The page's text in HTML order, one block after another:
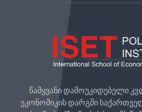
წამყვანი დამოუკიდებელი
ეკონომიკის დარგში